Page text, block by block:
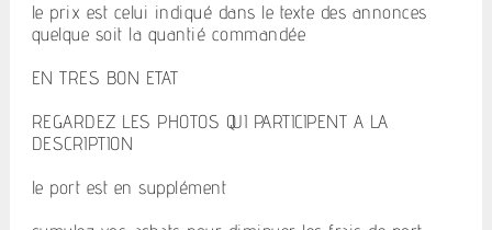
le prix est celui indiqué dans le texte des annonces
quelque soit la quantié commandée
EN TRES BON ETAT
REGARDEZ LES PHOTOS QUI PARTICIPENT A LA
DESCRIPTION
le port est en supplément